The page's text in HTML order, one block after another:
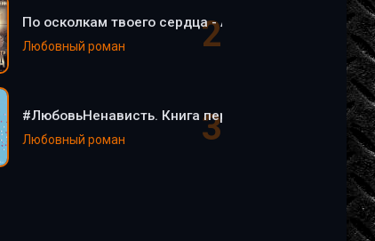
По осколкам твоего сердца - Анна Джейн
Любовный роман
#ЛюбовьНенависть. Книга первая - Анна Джейн
Любовный роман